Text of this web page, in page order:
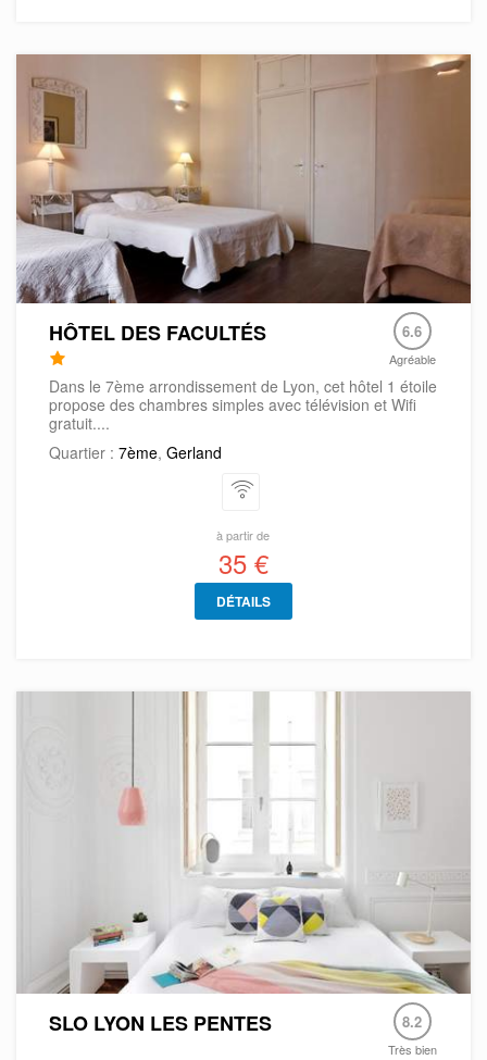
HÔTEL DES FACULTÉS 6.6
Agréable
Dans le 7ème arrondissement de Lyon, cet hôtel 1 étoile
propose des chambres simples avec télévision et Wifi
gratuit....
Quartier : 7ème, Gerland
à partir de
35 €
DÉTAILS
SLO LYON LES PENTES 8.2
Très bien